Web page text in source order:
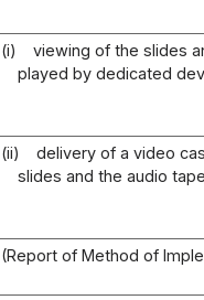
(i)
viewing of the slides
played by dedicated
(ii)
delivery of a video
slides and the audio
(Report of Method of